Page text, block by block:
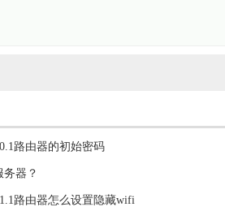
路由器的初始密码
务器？
路由器怎么设置隐藏wifi